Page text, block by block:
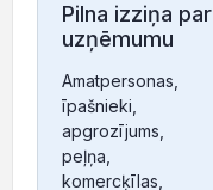
Pilna izziņa par
uzņēmumu
Amatpersonas,
īpašnieki,
apgrozījums,
peļņa,
komercķīlas,